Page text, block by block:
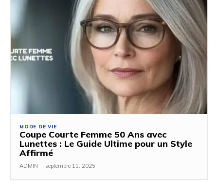
MODE DE VIE
Coupe Courte Femme 50 Ans avec
Lunettes : Le Guide Ultime pour un Style
Affirmé
ADMIN - septembre 11, 2025